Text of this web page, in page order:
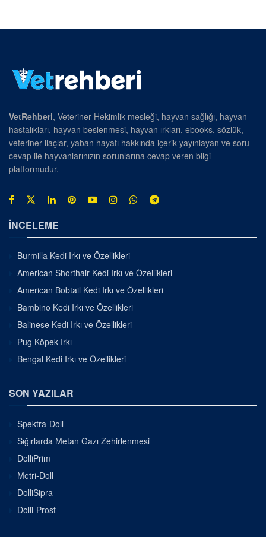
VetRehberi, Veteriner Hekimlik mesleği, hayvan sağlığı, hayvan
hastalıkları, hayvan beslenmesi, hayvan ırkları, ebooks, sözlük,
veteriner ilaçlar, yaban hayatı hakkında içerik yayınlayan ve soru-
cevap ile hayvanlarınızın sorunlarına cevap veren bilgi
platformudur.
İNCELEME
Burmilla Kedi Irkı ve Özellikleri
American Shorthair Kedi Irkı ve Özellikleri
American Bobtail Kedi Irkı ve Özellikleri
Bambino Kedi Irkı ve Özellikleri
Balinese Kedi Irkı ve Özellikleri
Pug Köpek Irkı
Bengal Kedi Irkı ve Özellikleri
SON YAZILAR
Spektra-Doll
Sığırlarda Metan Gazı Zehirlenmesi
DolliPrim
Metri-Doll
DolliSipra
Dolli-Prost